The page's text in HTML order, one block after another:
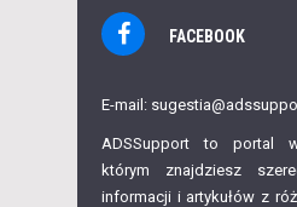
FACEBOOK
E-mail:
ADSSupport to portal
którym znajdziesz
informacji i artykułów z